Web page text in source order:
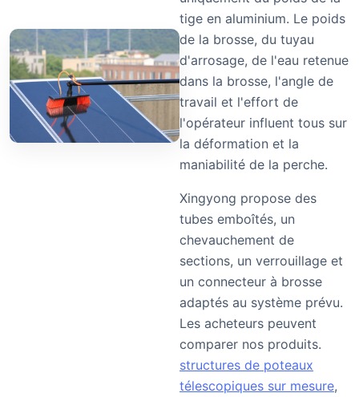
tige en aluminium. Le poids
de la brosse, du tuyau
d'arrosage, de l'eau retenue
dans la brosse, l'angle de
travail et l'effort de
l'opérateur influent tous sur
la déformation et la
maniabilité de la perche.
Xingyong propose des
tubes emboîtés, un
chevauchement de
sections, un verrouillage et
un connecteur à brosse
adaptés au système prévu.
Les acheteurs peuvent
comparer nos produits.
structures de poteaux
télescopiques sur mesure,